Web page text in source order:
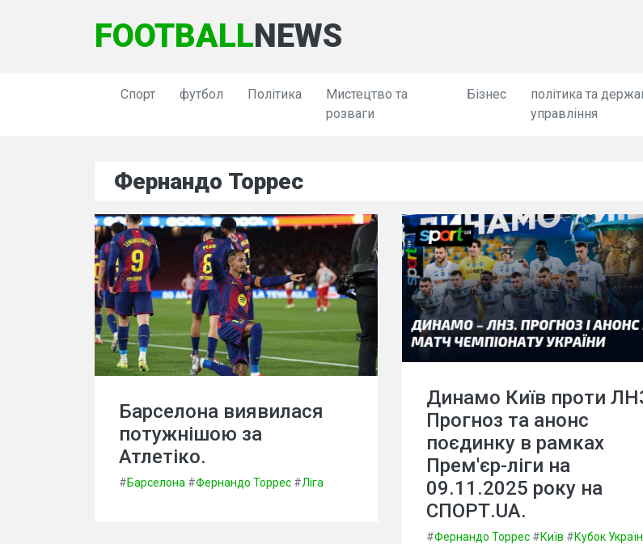
FOOTBALLNEWS
Спорт футбол Політика
Мистецтво та
розваги
Бізнес
політика та
управління
Фернандо Торрес
Барселона виявилася
потужнішою за
Атлетіко.
#Барселона #Фернандо Торрес #Ліга
Динамо Київ проти
Прогноз та анонс
поєдинку в рамках
Прем'єр-ліги на
09.11.2025 року на
СПОРТ.UA.
#Фернандо Торрес #Київ #Кубок